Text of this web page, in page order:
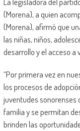
(Morena), a quien
(Morena), afirmó que
las niñas, niños,
desarrollo y el acceso a
“Por primera vez en
los procesos de
juventudes sonorenses
familia y se permitan
brinden las